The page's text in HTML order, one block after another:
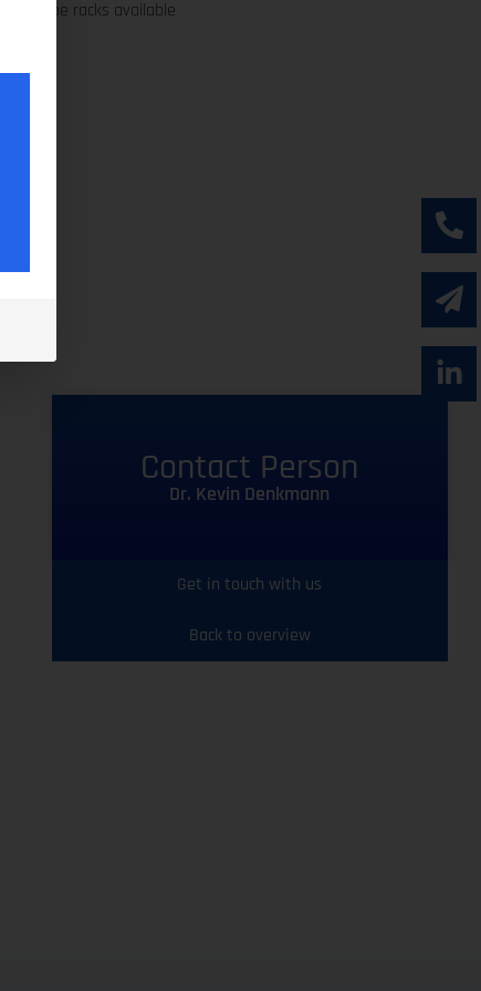
or tube racks available
Contact Person
Dr. Kevin Denkmann
Get in touch with us
Back to overview